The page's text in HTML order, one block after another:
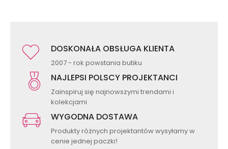
DOSKONAŁA OBSŁUGA KLIENTA
2007 - rok powstania butiku
NAJLEPSI POLSCY PROJEKTANCI
Zainspiruj się najnowszymi trendami i
kolekcjami
WYGODNA DOSTAWA
Produkty różnych projektantów wysyłamy w
cenie jednej paczki!